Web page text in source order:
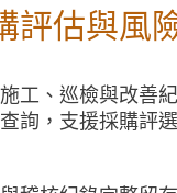
評估與風
工、巡檢與改善
詢，支援採購評